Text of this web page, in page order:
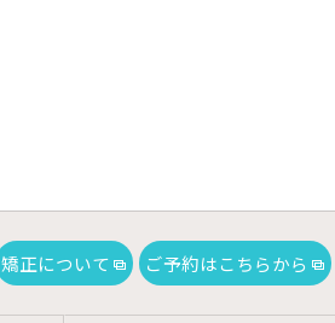
矯正について ご予約はこちらから